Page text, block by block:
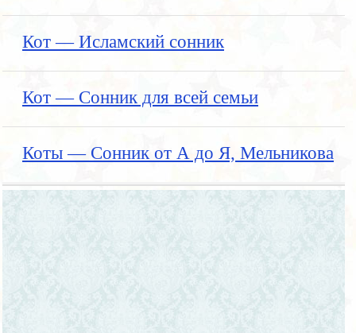
Кот — Исламский сонник
Кот — Сонник для всей семьи
Коты — Сонник от А до Я, Мельникова